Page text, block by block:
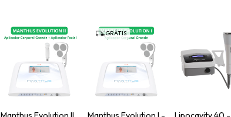
GRÁTIS